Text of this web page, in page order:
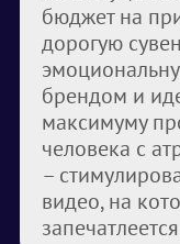
бюджет на
дорогую
брендом и
максимуму
человека с
–
видео, на